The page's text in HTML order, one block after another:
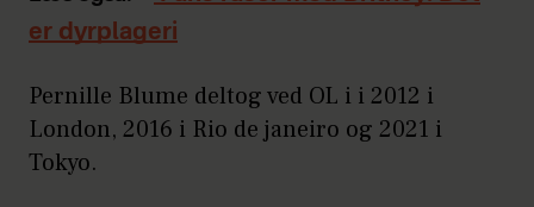
er dyrplageri
Pernille Blume deltog ved OL i i 2012 i
London, 2016 i Rio de janeiro og 2021 i
Tokyo.